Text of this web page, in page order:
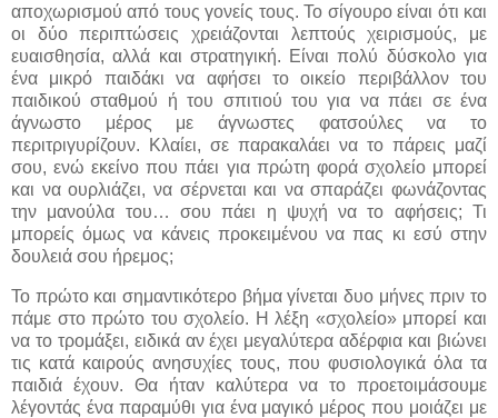
αποχωρισμού από τους γονείς τους. Το σίγουρο είναι ότι και
οι δύο περιπτώσεις χρειάζονται λεπτούς χειρισμούς, με
ευαισθησία, αλλά και στρατηγική. Είναι πολύ δύσκολο για
ένα μικρό παιδάκι να αφήσει το οικείο περιβάλλον του
παιδικού σταθμού ή του σπιτιού του για να πάει σε ένα
άγνωστο μέρος με άγνωστες φατσούλες να το
περιτριγυρίζουν. Κλαίει, σε παρακαλάει να το πάρεις μαζί
σου, ενώ εκείνο που πάει για πρώτη φορά σχολείο μπορεί
και να ουρλιάζει, να σέρνεται και να σπαράζει φωνάζοντας
την μανούλα του… σου πάει η ψυχή να το αφήσεις; Τι
μπορείς όμως να κάνεις προκειμένου να πας κι εσύ στην
δουλειά σου ήρεμος;
Το πρώτο και σημαντικότερο βήμα γίνεται δυο μήνες πριν το
πάμε στο πρώτο του σχολείο. Η λέξη «σχολείο» μπορεί και
να το τρομάξει, ειδικά αν έχει μεγαλύτερα αδέρφια και βιώνει
τις κατά καιρούς ανησυχίες τους, που φυσιολογικά όλα τα
παιδιά έχουν. Θα ήταν καλύτερα να το προετοιμάσουμε
λέγοντάς ένα παραμύθι για ένα μαγικό μέρος που μοιάζει με